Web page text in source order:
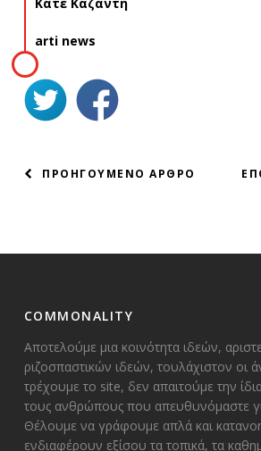
arti news
ΠΛΟΗΓΗΣΗ
ΠΡΟΗΓΟΥΜΕΝΟ ΑΡΘΡΟ
COMMONALITY
Αποτελούμε μια κοινότητα ιδεών,
ριζοσπαστικών ιδεών, τουλάχιστον οι
τρέχουμε το site, δεν απαιτούμε την
τους ανθρώπους που απευθυνόμαστε
Θέλουμε να γράφουμε απλά και
ενδιαφέρουν εξίσου τα τοπικά, τα